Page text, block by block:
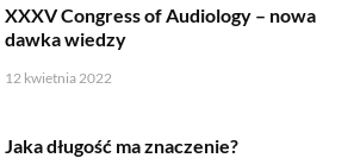
XXXV Congress of Audiology – nowa
dawka wiedzy
12 kwietnia 2022
Jaka długość ma znaczenie?